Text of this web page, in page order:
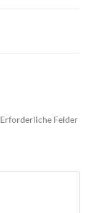
Erforderliche Felder